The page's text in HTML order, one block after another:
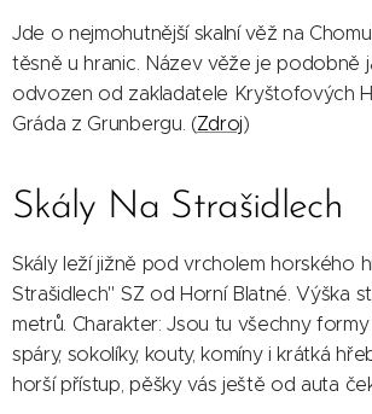
Jde o nejmohutnější skalní věž na
těsně u hranic. Název věže je podobně
odvozen od zakladatele Kryštofových
Gráda z Grunbergu. (Zdroj)
Skály Na Strašidlech
Skály leží jižně pod vrcholem horského
Strašidlech" SZ od Horní Blatné. Výška
metrů. Charakter: Jsou tu všechny
spáry, sokolíky, kouty, komíny i krátká
horší přístup, pěšky vás ještě od auta